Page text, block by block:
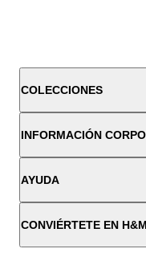
COLECCIONES
INFORMACIÓN
AYUDA
CONVIÉRTETE EN